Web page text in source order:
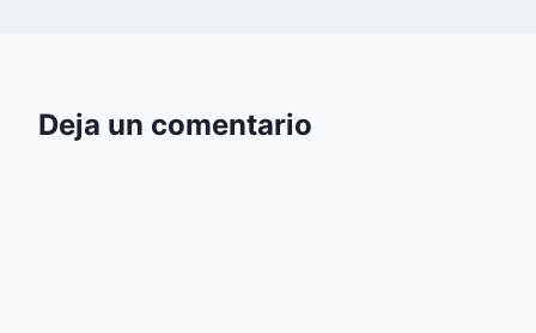
Deja un comentario